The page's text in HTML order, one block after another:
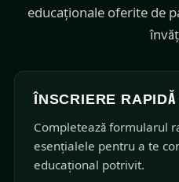
educaționale oferite de
ÎNSCRIERE
Completează formularul
esențialele pentru a te
educațional potrivit.